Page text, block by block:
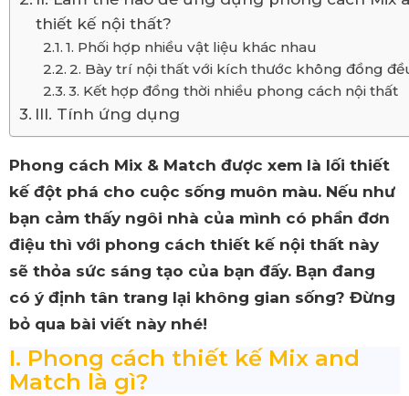
thiết kế nội thất?
1. Phối hợp nhiều vật liệu khác nhau
2. Bày trí nội thất với kích thước không đồng
3. Kết hợp đồng thời nhiều phong cách nội thất
III. Tính ứng dụng
Phong cách Mix & Match được xem là lối thiết
kế đột phá cho cuộc sống muôn màu. Nếu như
bạn cảm thấy ngôi nhà của mình có phần đơn
điệu thì với phong cách thiết kế nội thất này
sẽ thỏa sức sáng tạo của bạn đấy. Bạn đang
có ý định tân trang lại không gian sống? Đừng
bỏ qua bài viết này nhé!
I. Phong cách thiết kế Mix and
Match là gì?